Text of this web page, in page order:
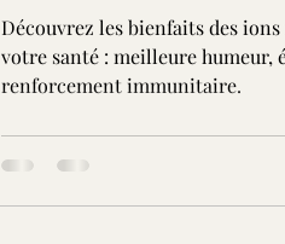
Découvrez les bienfaits des
votre santé : meilleure humeur,
renforcement immunitaire.